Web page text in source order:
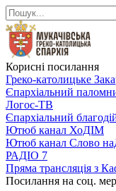
Корисні посилання
Греко-католицьке
Єпархіальний
Логос-ТВ
Єпархіальний
Ютюб канал ХоДІМ
Ютюб канал Слово
РАДІО 7
Пряма трансляція з
Посилання на соц.